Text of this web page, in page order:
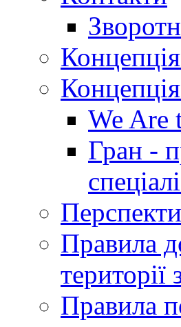
We Are
Гран -
Правила
території
Правила